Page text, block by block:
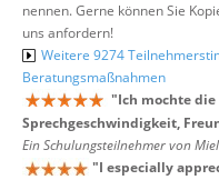
nennen. Gerne können Sie
uns anfordern!
Weitere 9274
Beratungsmaßnahmen
"Ich mochte
Sprechgeschwindigkeit,
Ein Schulungsteilnehmer von
"I especially